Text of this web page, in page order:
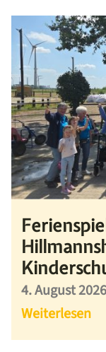
4. August 2026
Weiterlesen